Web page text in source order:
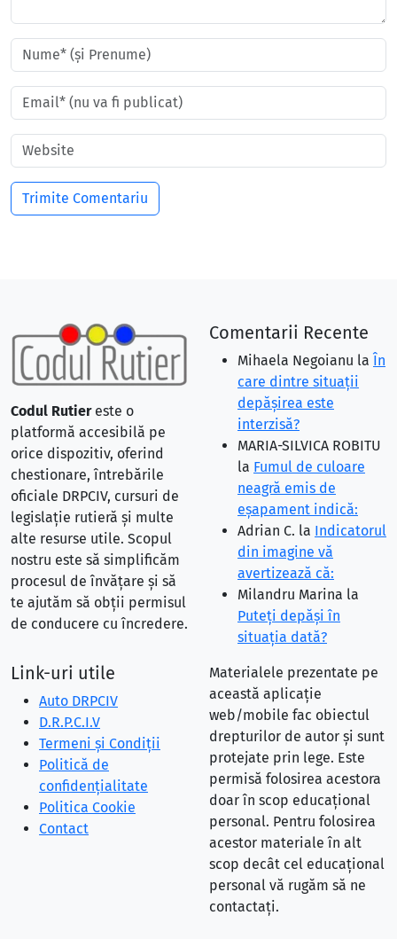
Codul Rutiereste o
platformă accesibilă pe
orice dispozitiv, oferind
chestionare, întrebările
oficiale DRPCIV, cursuri de
legislație rutieră și multe
alte resurse utile. Scopul
nostru este să simplificăm
procesul de învățare și să
te ajutăm să obții permisul
de conducere cu încredere.
Comentarii Recente
Mihaela Negoianu la În
care dintre situaţii
depăşirea este
interzisă?
MARIA-SILVICA ROBITU
la Fumul de culoare
neagră emis de
eşapament indică:
Adrian C. la Indicatorul
din imagine vă
avertizează că:
Milandru Marina la
Puteţi depăşi în
situaţia dată?
Link-uri utile
Auto DRPCIV
D.R.P.C.I.V
Termeni și Condiții
Politică de
confidențialitate
Politica Cookie
Contact
Materialele prezentate pe
această aplicație
web/mobile fac obiectul
drepturilor de autor și sunt
protejate prin lege. Este
permisă folosirea acestora
doar în scop educațional
personal. Pentru folosirea
acestor materiale în alt
scop decât cel educațional
personal vă rugăm să ne
contactați.